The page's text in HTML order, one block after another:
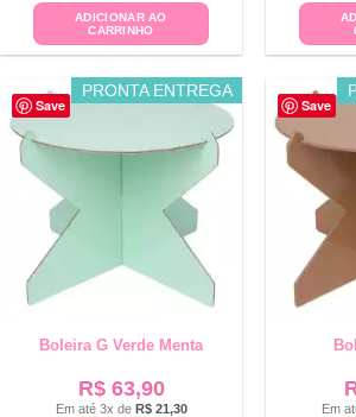
ADICIONAR AO
CARRINHO
Save
PRONTA ENTREGA
Boleira G Verde Menta
R$63,90
Em até 3x de R$21,30
Save
Em